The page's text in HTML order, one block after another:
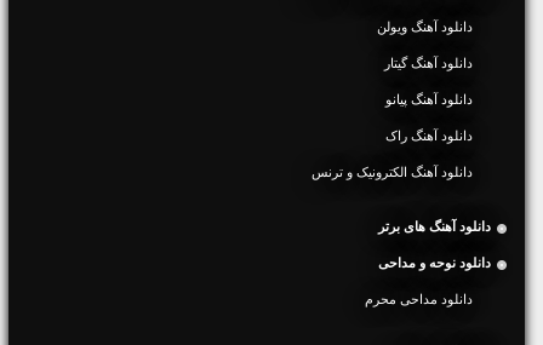
دانلود آهنگ ویولن
دانلود آهنگ گیتار
دانلود آهنگ پیانو
دانلود آهنگ راک
دانلود آهنگ الکترونیک و ترنس
دانلود آهنگ های برتر
دانلود نوحه و مداحی
دانلود مداحی محرم